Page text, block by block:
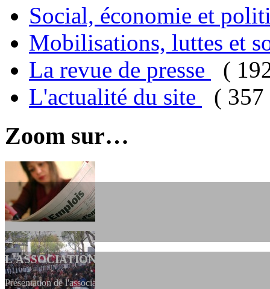
Social, économie et
Mobilisations, luttes et
La revue de presse
(
L'actualité du site
( 357
Zoom sur…
L'ASSOCIATION
Présentation de l'association et de sa charte qui encadre nos actions